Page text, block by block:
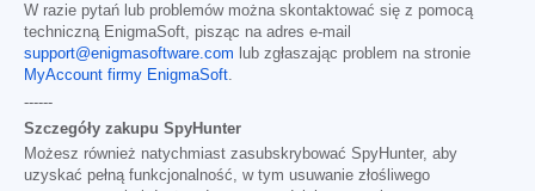
W razie pytań lub problemów można skontaktować się z pomocą
techniczną EnigmaSoft, pisząc na adres e-mail
support@enigmasoftware.com lub zgłaszając problem na stronie
MyAccount firmy EnigmaSoft
------
Szczegóły zakupu SpyHunter
Możesz również natychmiast zasubskrybować SpyHunter, aby
uzyskać pełną funkcjonalność, w tym usuwanie złośliwego